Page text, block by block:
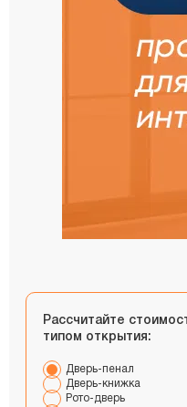
Рассчитайте
типом открытия:
Дверь-пенал
Дверь-книжка
Рото-дверь